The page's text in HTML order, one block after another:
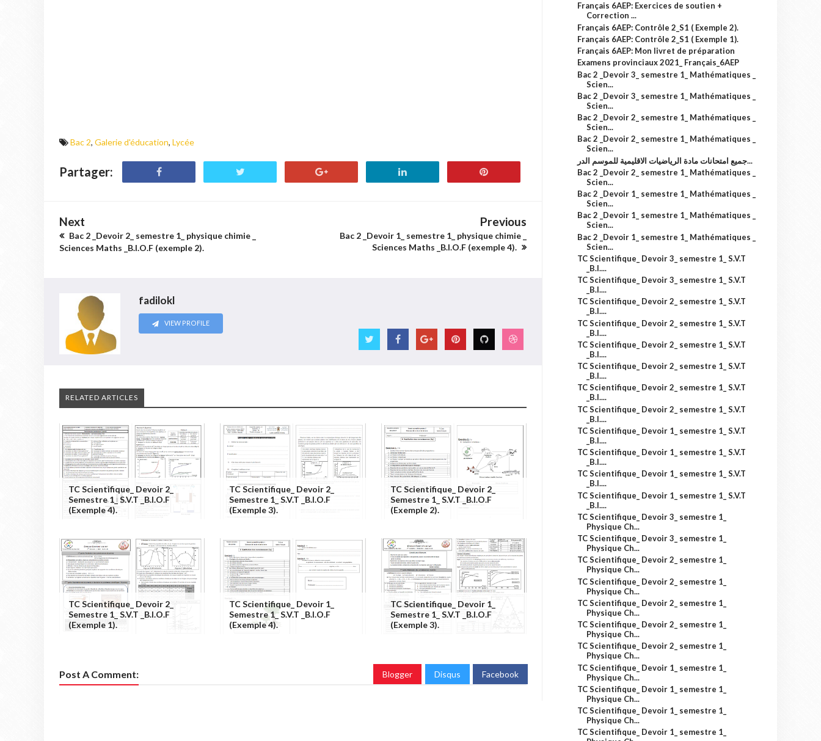
Bac 2, Galerie d'éducation, Lycée
Partager:
Next
Bac 2 _Devoir 2_ semestre 1_ physique chimie _
Sciences Maths _B.I.O.F (exemple 2).
Previous
Bac 2 _Devoir 1_ semestre 1_ physique chimie _
Sciences Maths _B.I.O.F (exemple 4).
fadilokl
VIEW PROFILE
RELATED ARTICLES
TC Scientifique_ Devoir 2_
Semestre 1_ S.V.T _B.I.O.F
(exemple 4).
TC Scientifique_ Devoir 2_
Semestre 1_ S.V.T _B.I.O.F
(exemple 3).
TC Scientifique_ Devoir 2_
Semestre 1_ S.V.T _B.I.O.F
(exemple 2).
TC Scientifique_ Devoir 2_
Semestre 1_ S.V.T _B.I.O.F
(exemple 1).
TC Scientifique_ Devoir 1_
Semestre 1_ S.V.T _B.I.O.F
(exemple 4).
TC Scientifique_ Devoir 1_
Semestre 1_ S.V.T _B.I.O.F
(exemple 3).
Post A Comment: Blogger Disqus Facebook
Français 6AEP: Exercices de soutien +
Correction ...
Français 6AEP: Contrôle 2_S1 ( Exemple 2).
Français 6AEP: Contrôle 2_S1 ( Exemple 1).
Français 6AEP: Mon livret de préparation
Examens provinciaux 2021_ Français_6AEP
Bac 2 _Devoir 3_ semestre 1_ Mathématiques _
Scien...
Bac 2 _Devoir 3_ semestre 1_ Mathématiques _
Scien...
Bac 2 _Devoir 2_ semestre 1_ Mathématiques _
Scien...
Bac 2 _Devoir 2_ semestre 1_ Mathématiques _
Scien...
جميع امتحانات مادة الرياضيات الاقليمية للموسم الدر...
Bac 2 _Devoir 2_ semestre 1_ Mathématiques _
Scien...
Bac 2 _Devoir 1_ semestre 1_ Mathématiques _
Scien...
Bac 2 _Devoir 1_ semestre 1_ Mathématiques _
Scien...
Bac 2 _Devoir 1_ semestre 1_ Mathématiques _
Scien...
TC Scientifique_ Devoir 3_ semestre 1_ S.V.T
_B.I....
TC Scientifique_ Devoir 3_ semestre 1_ S.V.T
_B.I....
TC Scientifique_ Devoir 2_ semestre 1_ S.V.T
_B.I....
TC Scientifique_ Devoir 2_ semestre 1_ S.V.T
_B.I....
TC Scientifique_ Devoir 2_ semestre 1_ S.V.T
_B.I....
TC Scientifique_ Devoir 2_ semestre 1_ S.V.T
_B.I....
TC Scientifique_ Devoir 2_ semestre 1_ S.V.T
_B.I....
TC Scientifique_ Devoir 2_ semestre 1_ S.V.T
_B.I....
TC Scientifique_ Devoir 1_ semestre 1_ S.V.T
_B.I....
TC Scientifique_ Devoir 1_ semestre 1_ S.V.T
_B.I....
TC Scientifique_ Devoir 1_ semestre 1_ S.V.T
_B.I....
TC Scientifique_ Devoir 1_ semestre 1_ S.V.T
_B.I....
TC Scientifique_ Devoir 3_ semestre 1_
Physique Ch...
TC Scientifique_ Devoir 3_ semestre 1_
Physique Ch...
TC Scientifique_ Devoir 2_ semestre 1_
Physique Ch...
TC Scientifique_ Devoir 2_ semestre 1_
Physique Ch...
TC Scientifique_ Devoir 2_ semestre 1_
Physique Ch...
TC Scientifique_ Devoir 2_ semestre 1_
Physique Ch...
TC Scientifique_ Devoir 2_ semestre 1_
Physique Ch...
TC Scientifique_ Devoir 1_ semestre 1_
Physique Ch...
TC Scientifique_ Devoir 1_ semestre 1_
Physique Ch...
TC Scientifique_ Devoir 1_ semestre 1_
Physique Ch...
TC Scientifique_ Devoir 1_ semestre 1_